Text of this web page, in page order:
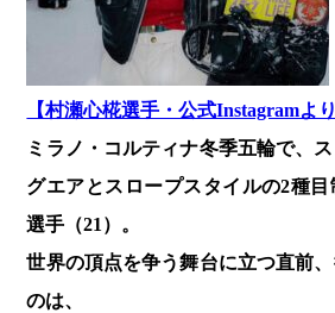
【村瀬心椛選手・公式Instagramよ
ミラノ・コルティナ冬季五輪で、
グエアとスロープスタイルの2種
選手（21）。
世界の頂点を争う舞台に立つ直前
のは、